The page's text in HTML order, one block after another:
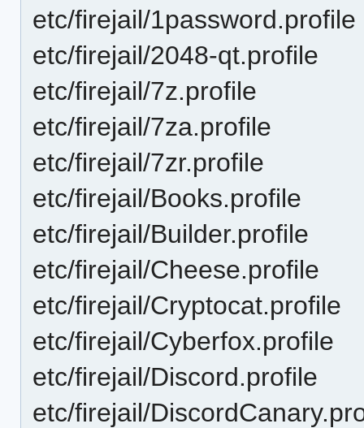
etc/firejail/1password.profile
etc/firejail/2048-qt.profile
etc/firejail/7z.profile
etc/firejail/7za.profile
etc/firejail/7zr.profile
etc/firejail/Books.profile
etc/firejail/Builder.profile
etc/firejail/Cheese.profile
etc/firejail/Cryptocat.profile
etc/firejail/Cyberfox.profile
etc/firejail/Discord.profile
etc/firejail/